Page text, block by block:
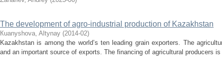
The development of agro-industrial production of Kazakhstan
Кuanyshоva, Altynaу (2014-02)
Kazakhstan is among the world’s ten leading grain exporters. The
and an important source of exports. The financing of agricultural producers